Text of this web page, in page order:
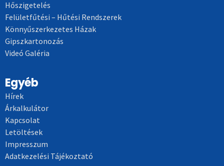
Hőszigetelés
Felületfűtési – Hűtési Rendszerek
Könnyűszerkezetes Házak
Gipszkartonozás
Videó Galéria
Egyéb
Hírek
Árkalkulátor
Kapcsolat
Letöltések
Impresszum
Adatkezelési Tájékoztató